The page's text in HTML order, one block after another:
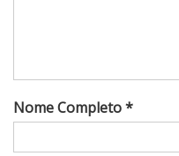
Nome Completo *